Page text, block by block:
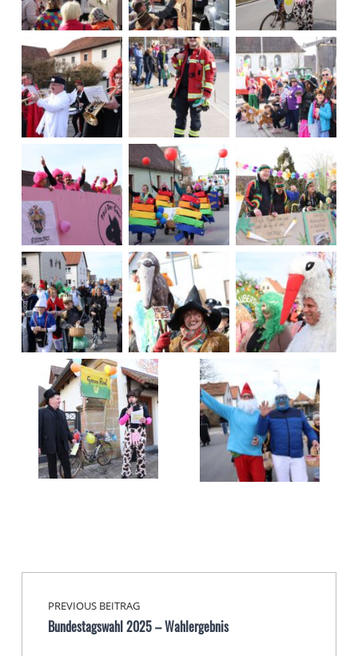
Skip back to main navigation
Beitragsnavigation
PREVIOUS BEITRAG
Bundestagswahl 2025 – Wahlergebnis